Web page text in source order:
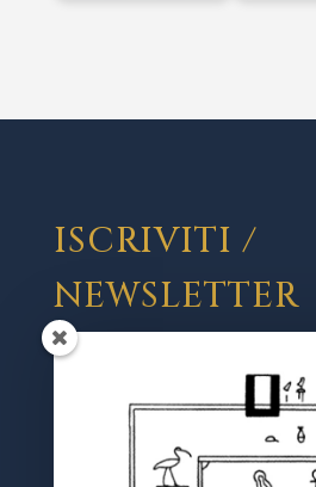
ISCRIVITI /
NEWSLETTER
Registrati